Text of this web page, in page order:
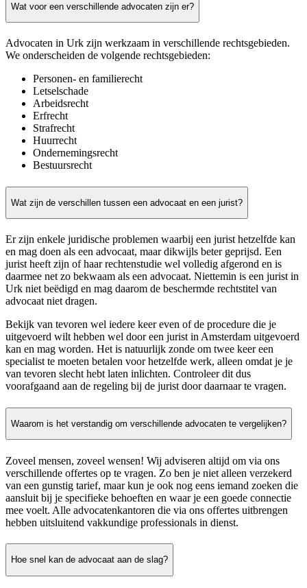
Wat voor een verschillende advocaten zijn er?
Advocaten in Urk zijn werkzaam in verschillende rechtsgebieden.
We onderscheiden de volgende rechtsgebieden:
Personen- en familierecht
Letselschade
Arbeidsrecht
Erfrecht
Strafrecht
Huurrecht
Ondernemingsrecht
Bestuursrecht
Wat zijn de verschillen tussen een advocaat en een jurist?
Er zijn enkele juridische problemen waarbij een jurist hetzelfde kan
en mag doen als een advocaat, maar dikwijls beter geprijsd. Een
jurist heeft zijn of haar rechtenstudie wel volledig afgerond en is
daarmee net zo bekwaam als een advocaat. Niettemin is een jurist in
Urk niet beëdigd en mag daarom de beschermde rechtstitel van
advocaat niet dragen.
Bekijk van tevoren wel iedere keer even of de procedure die je
uitgevoerd wilt hebben wel door een jurist in Amsterdam uitgevoerd
kan en mag worden. Het is natuurlijk zonde om twee keer een
specialist te moeten betalen voor hetzelfde werk, alleen omdat je je
van tevoren slecht hebt laten inlichten. Controleer dit dus
voorafgaand aan de regeling bij de jurist door daarnaar te vragen.
Waarom is het verstandig om verschillende advocaten te vergelijken?
Zoveel mensen, zoveel wensen! Wij adviseren altijd om via ons
verschillende offertes op te vragen. Zo ben je niet alleen verzekerd
van een gunstig tarief, maar kun je ook nog eens iemand zoeken die
aansluit bij je specifieke behoeften en waar je een goede connectie
mee voelt. Alle advocatenkantoren die via ons offertes uitbrengen
hebben uitsluitend vakkundige professionals in dienst.
Hoe snel kan de advocaat aan de slag?